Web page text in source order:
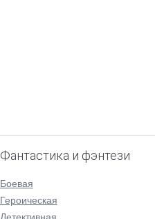
Фантастика и фэнтези
Боевая
Героическая